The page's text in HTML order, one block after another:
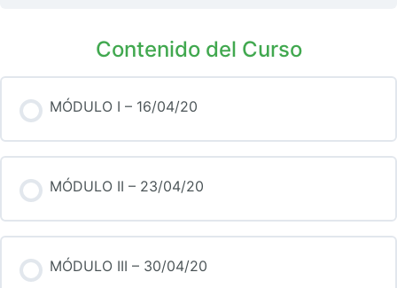
Contenido del Curso
MÓDULO I – 16/04/20
MÓDULO II – 23/04/20
MÓDULO III – 30/04/20